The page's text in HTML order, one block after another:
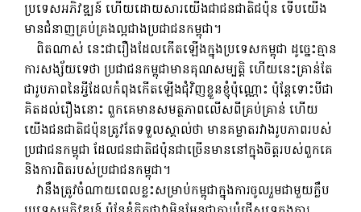
ប្រទេស​អភិវឌ្ឍន៍ ហើយ​ដោយសារ​យើង​ជា​ជនជាតិ​ជប៉ុន ទើប​យើង​
មាន​ជំនាញ​គ្រប់គ្រង​ល្អ​ជាង​ប្រជាជន​កម្ពុជា។
ពិតណាស់ នេះជារឿងដែលកើតឡើងក្នុងប្រទេសកម្ពុជា ដូច្នេះគ្មាន
ការសង្ស័យទេថា ប្រជាជនកម្ពុជាមានគុណសម្បត្តិ ហើយនេះគ្រាន់តែ
ជារូបភាពនៃអ្វីដែលកំពុងកើតឡើងជុំវិញខ្លួនខ្ញុំប៉ុណ្ណោះ ប៉ុន្តែទោះបីជា
គិតដល់រឿងនោះ ពួកគេមានសមត្ថភាពលើសពីគ្រប់គ្រាន់ ហើយ
យើងជនជាតិជប៉ុនត្រូវតែទទួលស្គាល់ថា មានគម្លាតរវាងរូបភាពរបស់
ប្រជាជនកម្ពុជា ដែលជនជាតិជប៉ុនជាច្រើនមាននៅក្នុងចិត្តរបស់ពួកគេ
និងការពិតរបស់ប្រជាជនកម្ពុជា។
វានឹងត្រូវចំណាយពេលខ្លះសម្រាប់កម្ពុជាក្នុងការចូលរួមជាមួយក្លឹប